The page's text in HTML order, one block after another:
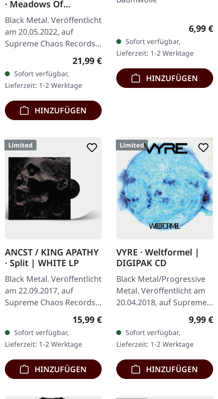
· Meadows Of
Nostalgia | BLACK 2LP
Black Metal. Veröffentlicht
am 20.05.2022, auf
Supreme Chaos Records.
Schwarzes Doppel-Vinyl
im Gatefold-Cover mit
bedrucktem Insert,
limitiert auf…
Regulärer Preis:
21,99 €
Sofort verfügbar,
Lieferzeit: 1-2 Werktage
HINZUFÜGEN
6,99 €
Sofort verfügbar,
Lieferzeit: 1-2 Werktage
HINZUFÜGEN
Limited
ANCST / KING APATHY
· Split | WHITE LP
Black Metal. Veröffentlicht
am 22.09.2017, auf
Supreme Chaos Records.
Weißes Vinyl, limitiert auf
handnummerierte
Exemplare. Diese…
Regulärer Preis:
15,99 €
Sofort verfügbar,
Lieferzeit: 1-2 Werktage
HINZUFÜGEN
Limited
VYRE · Weltformel |
DIGIPAK CD
Black Metal/Progressive
Metal. Veröffentlicht am
20.04.2018, auf Supreme
Chaos Records. Limitierte
Erstauflage als CD im
DigiPak. Schnall Dich an,…
9,99 €
Sofort verfügbar,
Lieferzeit: 1-2 Werktage
HINZUFÜGEN